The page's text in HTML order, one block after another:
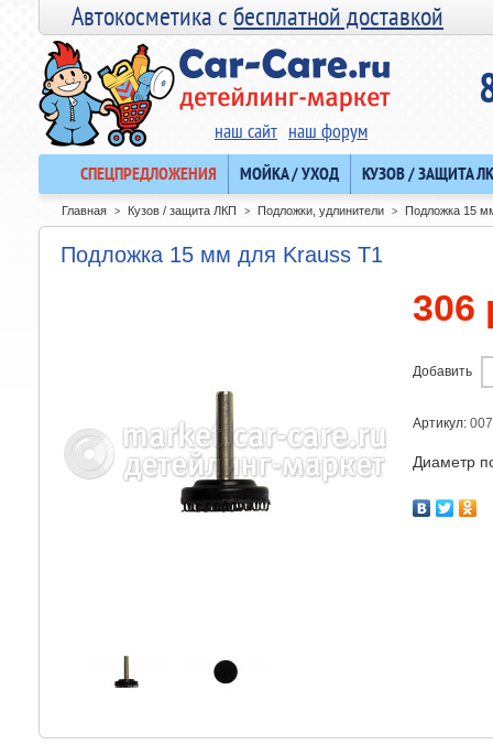
Автокосметика сбесплатной доставкой
наш сайт наш форум
СПЕЦПРЕДЛОЖЕНИЯ МОЙКА / УХОД КУЗОВ / ЗАЩИТА
Главная > Кузов / защита ЛКП > Подложки, удлинители > Подложка 15
Подложка 15 мм для Krauss T1
306
Добавить
Артикул:
Диаметр